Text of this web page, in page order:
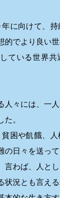
年に向けて、
的でより良い
ている世界共
人々には、一
。
貧困や飢餓、
の日々を送っ
言わば、人と
況とも言える